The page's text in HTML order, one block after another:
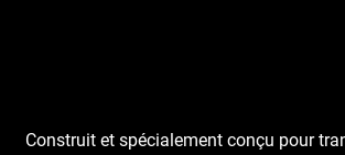
Construit et spécialement conçu pour